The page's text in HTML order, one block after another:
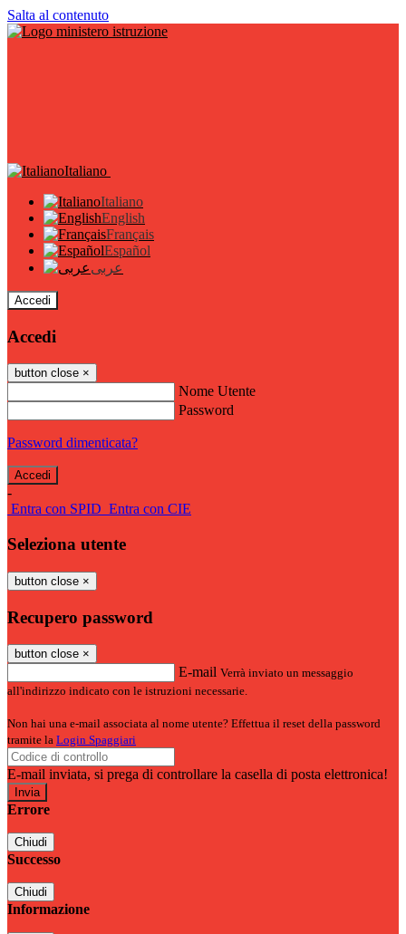
Salta al contenuto
Italiano
Italiano
English
Français
Español
عربى
Accedi
Accedi
button close ×
Nome Utente
Password
Password dimenticata?
-
Entra con SPID Entra con CIE
Seleziona utente
button close ×
Recupero password
button close ×
E-mail Verrà inviato un messaggio
all'indirizzo indicato con le istruzioni necessarie.
Non hai una e-mail associata al nome utente? Effettua il reset della password
tramite la Login Spaggiari
E-mail inviata, si prega di controllare la casella di posta elettronica!
Errore
Chiudi
Successo
Chiudi
Informazione